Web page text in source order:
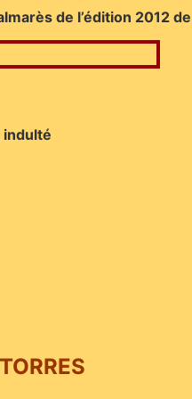
de l’édition 2012
indulté